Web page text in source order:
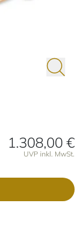
1.308,00 €
UVP inkl. MwSt.